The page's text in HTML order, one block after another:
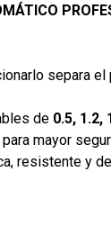
separa
de 0.5, 1.2,
para mayor
resistente y